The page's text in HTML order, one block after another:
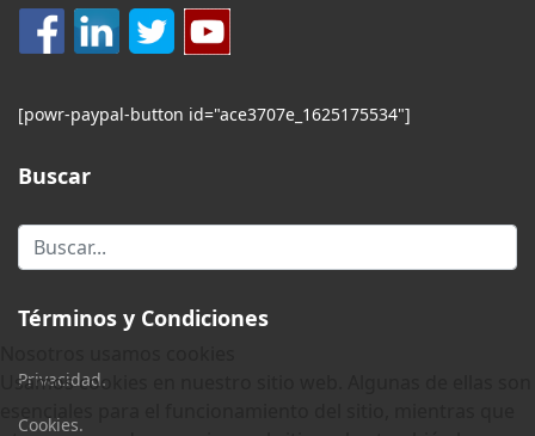
[powr-paypal-button id="ace3707e_1625175534"]
Buscar
Buscar...
Términos y Condiciones
Privacidad.
Cookies.
Usamos cookies en nuestro sitio web. Algunas de ellas son